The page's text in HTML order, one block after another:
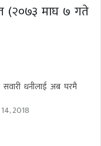
(२०७३ माघ ७ गते
सवारी धनीलाई अब घरमै
2018